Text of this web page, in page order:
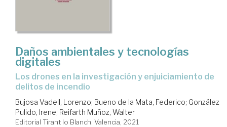
Daños ambientales y tecnologías
digitales
los drones en la investigación y enjuiciamiento de
delitos de incendio
Bujosa Vadell, Lorenzo; Bueno de la Mata, Federico; González
Pulido, Irene; Reifarth Muñoz, Walter
Editorial Tirant lo Blanch. Valencia, 2021